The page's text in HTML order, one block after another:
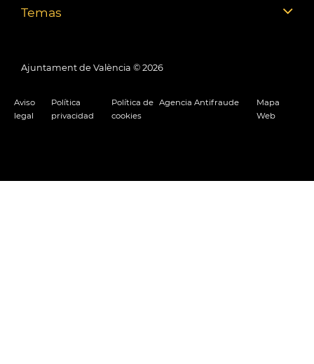
Temas
Ajuntament de València © 2026
Aviso
legal
Política
privacidad
Política de
cookies
Agencia Antifraude
Mapa
Web